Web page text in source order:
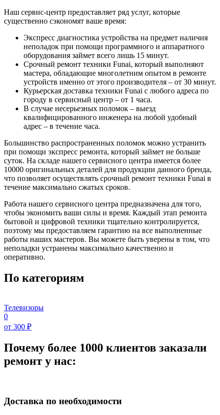
Наш сервис-центр предоставляет ряд услуг, которые
существенно сэкономят ваше время:
Экспресс диагностика устройства на предмет наличия
неполадок при помощи программного и аппаратного
оборудования займет всего лишь 15 минут.
Срочный ремонт техники Funai, который выполняют
мастера, обладающие многолетним опытом в ремонте
устройств именно от этого производителя – от 30 минут.
Курьерская доставка техники Funai с любого адреса по
городу в сервисный центр – от 1 часа.
В случае несерьезных поломок – выезд
квалифицированного инженера на любой удобный
адрес – в течение часа.
Большинство распространенных поломок можно устранить
при помощи экспресс ремонта, который займет не больше
суток. На складе нашего сервисного центра имеется более
10000 оригинальных деталей для продукции данного бренда,
что позволяет осуществлять срочный ремонт техники Funai в
течение максимально сжатых сроков.
Работа нашего сервисного центра предназначена для того,
чтобы экономить ваши силы и время. Каждый этап ремонта
бытовой и цифровой техники тщательно контролируется,
поэтому мы предоставляем гарантию на все выполненные
работы наших мастеров. Вы можете быть уверены в том, что
неполадки устранены максимально качественно и
оперативно.
По категориям
Телевизоры
0
от 300 ₽
Почему более 1000 клиентов заказали
ремонт у нас:
Доставка по необходимости